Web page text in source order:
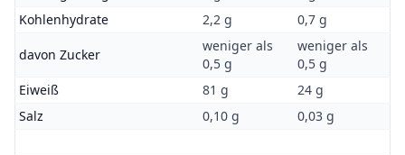
Kohlenhydrate
2,2 g 0,7 g
davon Zucker
weniger als
0,5 g
weniger als
0,5 g
Eiweiß
81 g
24 g
Salz
0,10 g 0,03 g